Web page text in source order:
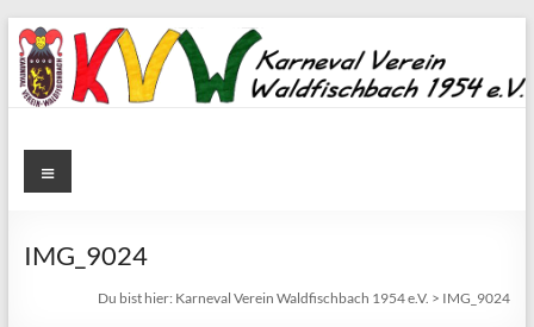
Zum
Inhalt
springen
Karneval
Waldfischbach
1954
Menü
IMG_9024
Du bist hier: Karneval Verein Waldfischbach 1954 e.V. > IMG_9024